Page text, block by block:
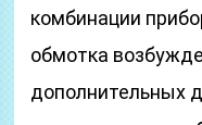
комбинации
обмотка
дополнительных